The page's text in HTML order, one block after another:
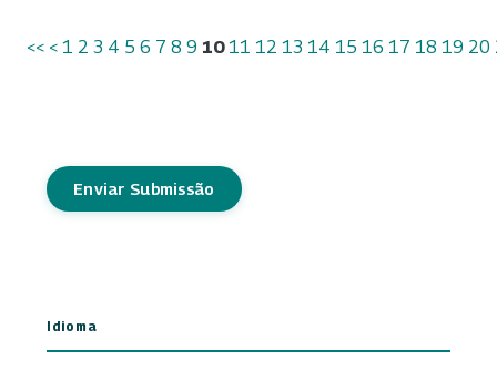
<< < 1 2 3 4 5 6 7 8 9 10 11 12 13 14 15 16 17 18 19 20
Enviar Submissão
Idioma